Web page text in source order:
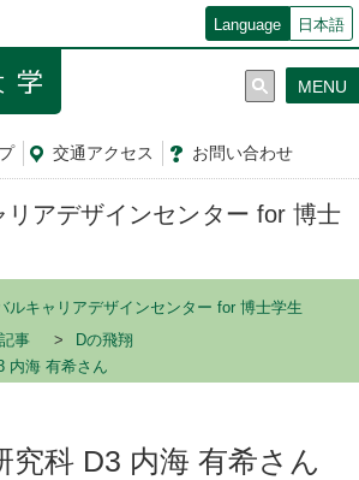
Language 日本語
交通アクセス お問い合わせ
MENU
リアデザインセンター for 博士
ルキャリアデザインセンター for 博士学生
事
Dの飛翔
内海 有希さん
究科 D3 内海 有希さん